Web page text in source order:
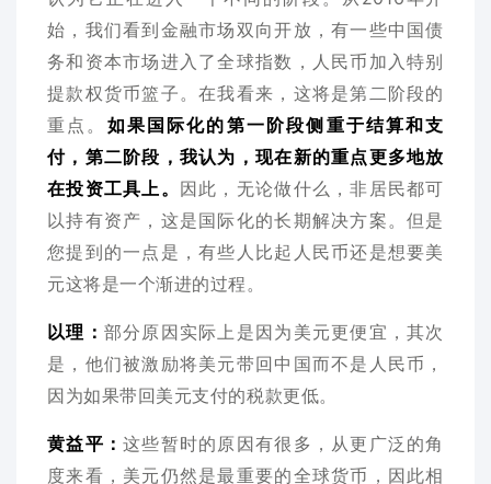
始，我们看到金融市场双向开放，有一些中国债
务和资本市场进入了全球指数，人民币加入特别
提款权货币篮子。在我看来，这将是第二阶段的
重点。 如果国际化的第一阶段侧重于结算和支
付，第二阶段，我认为，现在新的重点更多地放
在投资工具上。 因此，无论做什么，非居民都可
以持有资产，这是国际化的长期解决方案。但是
您提到的一点是，有些人比起人民币还是想要美
元这将是一个渐进的过程。
以理： 部分原因实际上是因为美元更便宜，其次
是，他们被激励将美元带回中国而不是人民币，
因为如果带回美元支付的税款更低。
黄益平：这些暂时的原因有很多，从更广泛的角
度来看，美元仍然是最重要的全球货币，因此相